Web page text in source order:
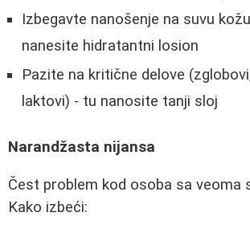
Izbegavte nanošenje na suvu
nanesite hidratantni losion
Pazite na kritične delove
laktovi) - tu nanosite tanji sloj
Narandžasta nijansa
Čest problem kod osoba sa veoma
Kako izbeći: